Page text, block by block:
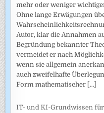
mehr oder weniger
Ohne lange Erwägungen
Autor, klar die Annahmen
Begründung bekannter
vermeidet er nach
wenn sie allgemein
auch zweifel­hafte
Form mathematischer [...]
IT- und KI-Grundwissen